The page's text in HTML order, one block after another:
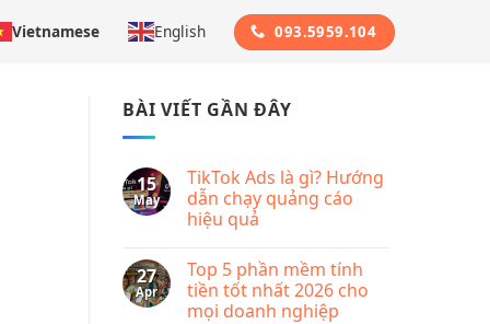
Vietnamese English 093.5959.104
BÀI VIẾT GẦN ĐÂY
15
May
TikTok Ads là gì? Hướng
dẫn chạy quảng cáo
hiệu quả
on
TikTok
Ads
là
27
Apr
Top 5 phần mềm tính
tiền tốt nhất 2026 cho
mọi doanh nghiệp